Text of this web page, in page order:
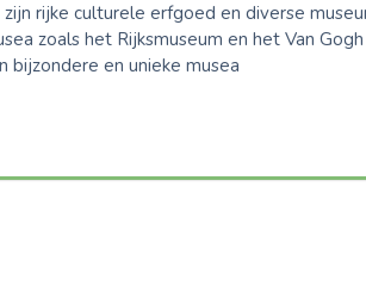
rijke culturele erfgoed en diverse
zoals het Rijksmuseum en het Van
bijzondere en unieke musea